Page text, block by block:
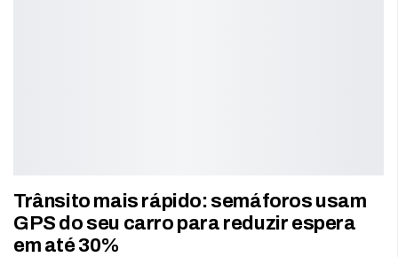
Trânsito mais rápido: semáforos usam
GPS do seu carro para reduzir espera
em até 30%